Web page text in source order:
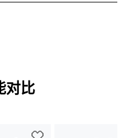
对比